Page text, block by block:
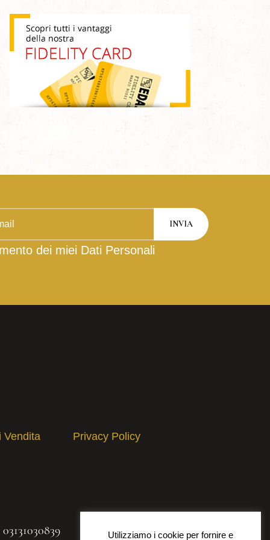
dei miei Dati Personali
Vendita Privacy Policy
Utilizziamo i cookie per fornire e